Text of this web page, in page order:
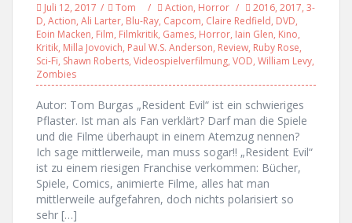
Juli 12, 2017 Tom Action, Horror 2016, 2017, 3-
D, Action, Ali Larter, Blu-Ray, Capcom, Claire Redfield, DVD,
Eoin Macken, Film, Filmkritik, Games, Horror, Iain Glen, Kino,
Kritik, Milla Jovovich, Paul W.S. Anderson, Review, Ruby Rose,
Sci-Fi, Shawn Roberts, Videospielverfilmung, VOD, William Levy,
Zombies
Autor: Tom Burgas „Resident Evil“ ist ein schwieriges
Pflaster. Ist man als Fan verklärt? Darf man die Spiele
und die Filme überhaupt in einem Atemzug nennen?
Ich sage mittlerweile, man muss sogar!! „Resident Evil“
ist zu einem riesigen Franchise verkommen: Bücher,
Spiele, Comics, animierte Filme, alles hat man
mittlerweile aufgefahren, doch nichts polarisiert so
sehr […]